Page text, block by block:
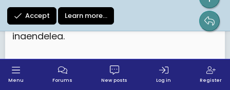
usitamani mke wa jirani yako kama
wanavyofanya wangoni, na orodha
inaendelea.
Lakini, sio Wanyakyusa wote ni wauaji, sio
Wahaya wote ni wazinzi, sio wachaga wote
Accept Learn more…
Menu Forums New posts Log in Register